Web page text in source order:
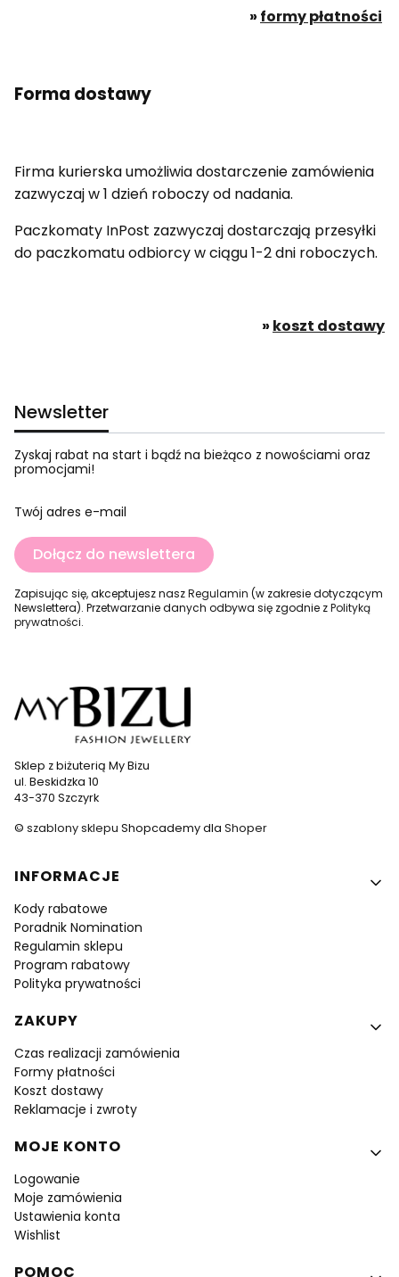
» formy płatności
Forma dostawy
Firma kurierska umożliwia dostarczenie zamówienia
zazwyczaj w 1 dzień roboczy od nadania.
Paczkomaty InPost zazwyczaj dostarczają przesyłki
do paczkomatu odbiorcy w ciągu 1-2 dni roboczych.
» koszt dostawy
Newsletter
Zyskaj rabat na start i bądź na bieżąco z nowościami oraz
promocjami!
Twój adres e-mail
Dołącz do newslettera
Zapisując się, akceptujesz naszRegulamin (w zakresie dotyczącym
Newslettera). Przetwarzanie danych odbywa się zgodnie zPolityką
prywatności.
Sklep z biżuterią My Bizu
ul. Beskidzka 10
43-370 Szczyrk
© szablony sklepu Shopcademy dla Shoper
Linki w stopce
INFORMACJE
Kody rabatowe
Poradnik Nomination
Regulamin sklepu
Program rabatowy
Polityka prywatności
ZAKUPY
Czas realizacji zamówienia
Formy płatności
Koszt dostawy
Reklamacje i zwroty
MOJE KONTO
Logowanie
Moje zamówienia
Ustawienia konta
Wishlist
POMOC